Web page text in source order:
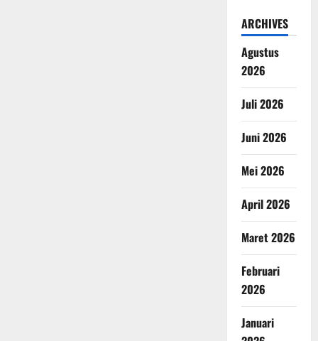
ARCHIVES
Agustus
2026
Juli 2026
Juni 2026
Mei 2026
April 2026
Maret 2026
Februari
2026
Januari